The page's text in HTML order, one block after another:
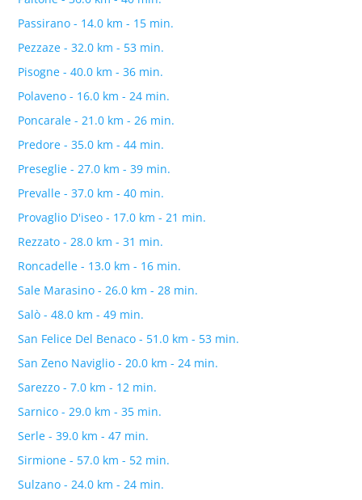
Passirano - 14.0 km - 15 min.
Pezzaze - 32.0 km - 53 min.
Pisogne - 40.0 km - 36 min.
Polaveno - 16.0 km - 24 min.
Poncarale - 21.0 km - 26 min.
Predore - 35.0 km - 44 min.
Preseglie - 27.0 km - 39 min.
Prevalle - 37.0 km - 40 min.
Provaglio D'iseo - 17.0 km - 21 min.
Rezzato - 28.0 km - 31 min.
Roncadelle - 13.0 km - 16 min.
Sale Marasino - 26.0 km - 28 min.
Salò - 48.0 km - 49 min.
San Felice Del Benaco - 51.0 km - 53 min.
San Zeno Naviglio - 20.0 km - 24 min.
Sarezzo - 7.0 km - 12 min.
Sarnico - 29.0 km - 35 min.
Serle - 39.0 km - 47 min.
Sirmione - 57.0 km - 52 min.
Sulzano - 24.0 km - 24 min.